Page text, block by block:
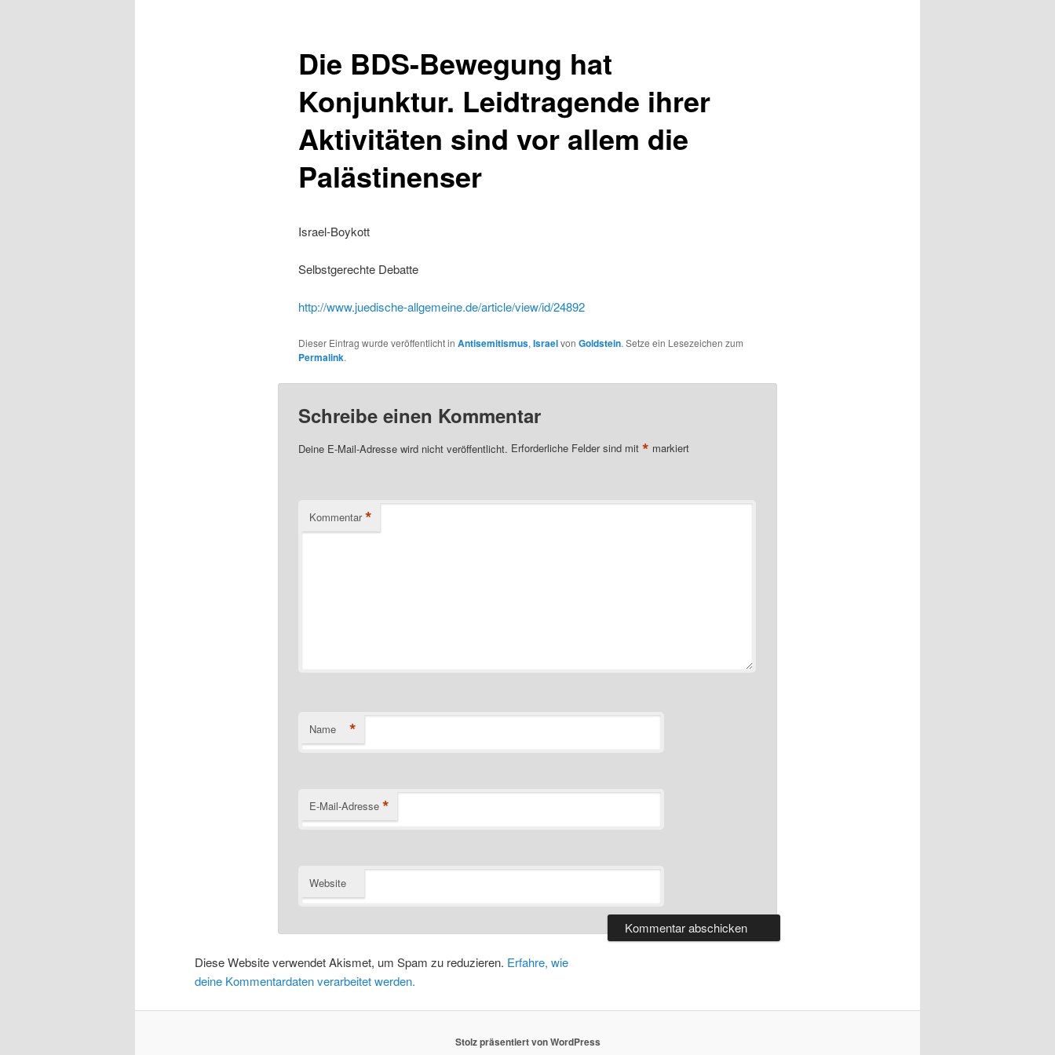
Die BDS-Bewegung hat
Konjunktur. Leidtragende ihrer
Aktivitäten sind vor allem die
Palästinenser
Israel-Boykott
Selbstgerechte Debatte
http://www.juedische-allgemeine.de/article/view/id/24892
Dieser Eintrag wurde veröffentlicht in Antisemitismus, Israelvon Goldstein. Setze ein Lesezeichen zum
Permalink.
Schreibe einen Kommentar
Deine E-Mail-Adresse wird nicht veröffentlicht. Erforderliche Felder sind mit * markiert
Kommentar *
Name *
E-Mail-Adresse *
Website
Diese Website verwendet Akismet, um Spam zu reduzieren. Erfahre, wie
deine Kommentardaten verarbeitet werden.
Stolz präsentiert von WordPress